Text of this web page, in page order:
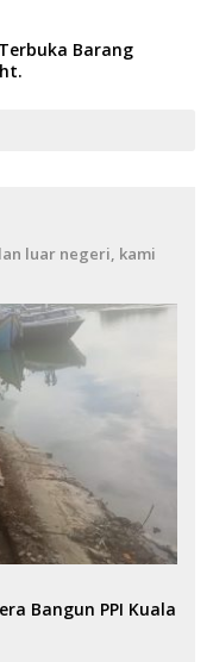
Barang
luar negeri, kami
Bangun PPI Kuala